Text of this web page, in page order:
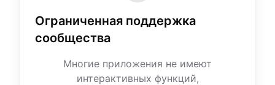
Ограниченная поддержка
сообщества
Многие приложения не имеют
интерактивных функций,